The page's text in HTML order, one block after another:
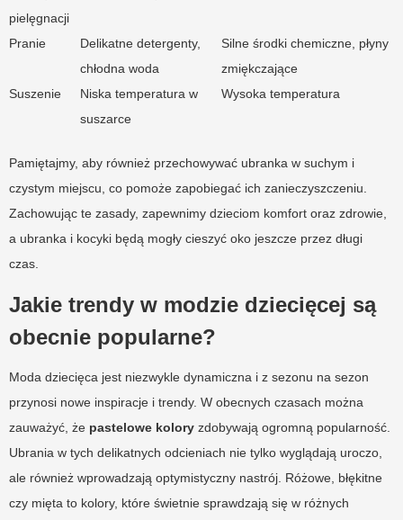
pielęgnacji
Pranie
Delikatne detergenty,
chłodna woda
Silne środki chemiczne, płyny
zmiękczające
Suszenie
Niska temperatura w
suszarce
Wysoka temperatura
Pamiętajmy, aby również przechowywać ubranka w suchym i
czystym miejscu, co pomoże zapobiegać ich zanieczyszczeniu.
Zachowując te zasady, zapewnimy dzieciom komfort oraz zdrowie,
a ubranka i kocyki będą mogły cieszyć oko jeszcze przez długi
czas.
Jakie trendy w modzie dziecięcej są
obecnie popularne?
Moda dziecięca jest niezwykle dynamiczna i z sezonu na sezon
przynosi nowe inspiracje i trendy. W obecnych czasach można
zauważyć, że pastelowe kolory zdobywają ogromną popularność.
Ubrania w tych delikatnych odcieniach nie tylko wyglądają uroczo,
ale również wprowadzają optymistyczny nastrój. Różowe, błękitne
czy mięta to kolory, które świetnie sprawdzają się w różnych